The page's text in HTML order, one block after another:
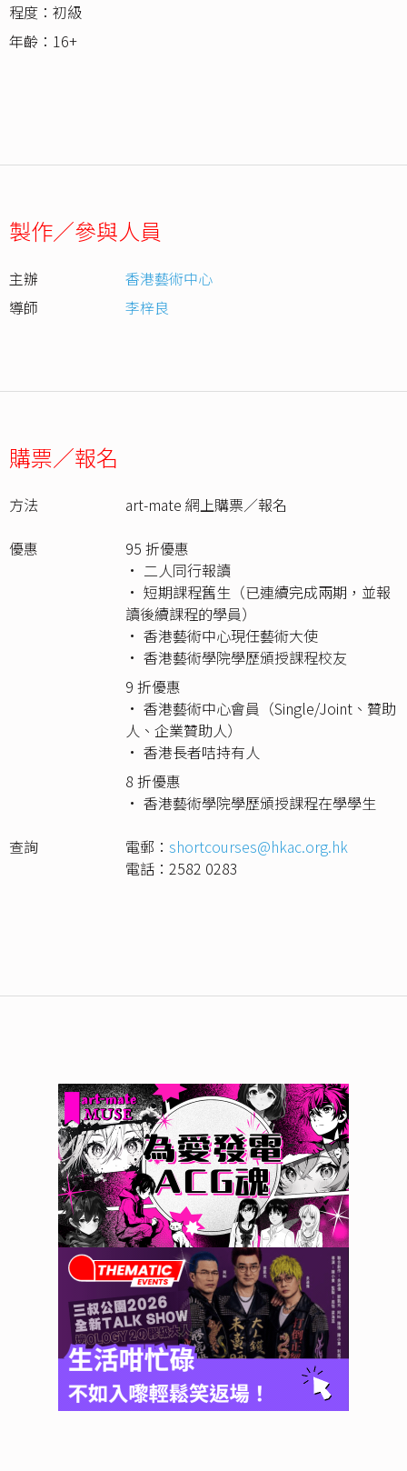
程度：初級
年齡：16+
製作／參與人員
主辦
香港藝術中心
導師
李梓良
購票／報名
方法
art-mate 網上購票／報名
優惠
95 折優惠
• 二人同行報讀
• 短期課程舊生（已連續完成兩期，並報
讀後續課程的學員）
• 香港藝術中心現任藝術大使
• 香港藝術學院學歷頒授課程校友
9 折優惠
• 香港藝術中心會員（Single/Joint、贊助
人、企業贊助人）
• 香港長者咭持有人
8 折優惠
• 香港藝術學院學歷頒授課程在學學生
查詢
電郵：shortcourses@hkac.org.hk
電話：2582 0283